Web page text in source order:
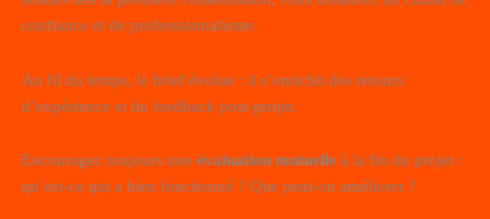
confiance et de professionnalisme.
Au fil du temps, le brief évolue : il s’enrichit des retours
d’expérience et du feedback post-projet.
Encouragez toujours une évaluation mutuelle à la fin du projet :
qu’est-ce qui a bien fonctionné ? Que peut-on améliorer ?